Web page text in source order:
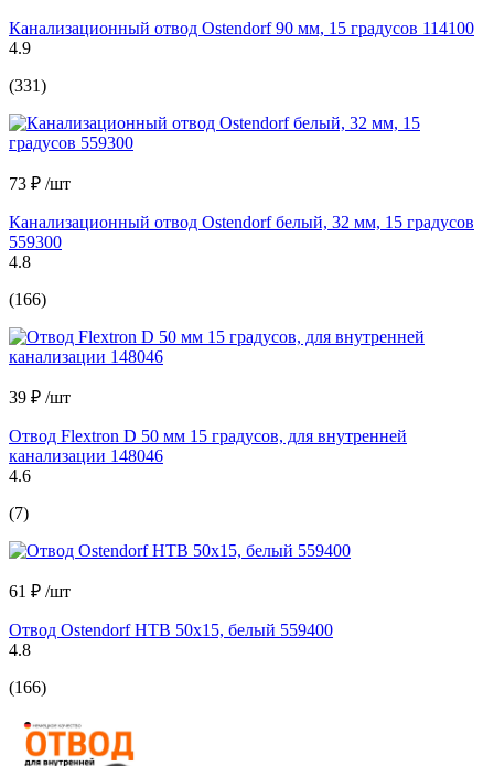
Канализационный отвод Ostendorf 90 мм, 15 градусов 114100
4.9
(331)
73 ₽ /шт
Канализационный отвод Ostendorf белый, 32 мм, 15 градусов
559300
4.8
(166)
39 ₽ /шт
Отвод Flextron D 50 мм 15 градусов, для внутренней
канализации 148046
4.6
(7)
61 ₽ /шт
Отвод Ostendorf НТВ 50x15, белый 559400
4.8
(166)